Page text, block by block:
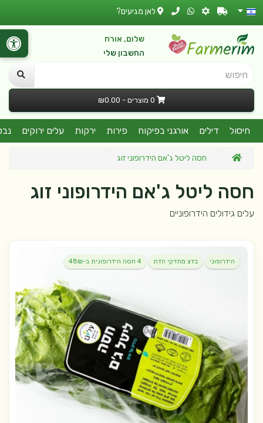
לאן מגיעים?
שלום, אורח
החשבון שלי
חיפוש
0 מוצרים - ₪0.00
חיסול דילים אורגני בפיקוח פירות ירקות עלים ירוקים
חסה ליטל ג'אם הידרופוני זוג
חסה ליטל ג'אם הידרופוני זוג
עלים גידולים הידרופוניים
הידרופוני בדצ מחזיקי הדת 4 חסה הידרופונית ב-48₪